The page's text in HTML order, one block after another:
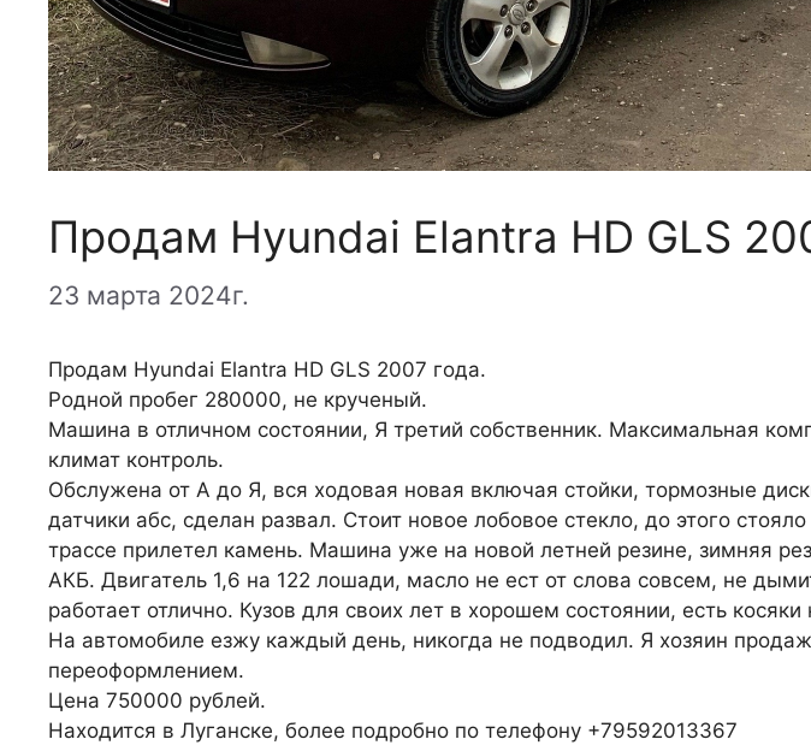
Продам Hyundai Elantra HD GLS
23 марта 2024г.
Продам Hyundai Elantra HD GLS 2007 года.
Родной пробег 280000, не крученый.
Машина в отличном состоянии, Я третий собственник. Максимальная
климат контроль.
Обслужена от А до Я, вся ходовая новая включая стойки, тормозные
датчики абс, сделан развал. Стоит новое лобовое стекло, до этого
трассе прилетел камень. Машина уже на новой летней резине, зимняя
АКБ. Двигатель 1,6 на 122 лошади, масло не ест от слова совсем, не
работает отлично. Кузов для своих лет в хорошем состоянии, есть косяки
На автомобиле езжу каждый день, никогда не подводил. Я хозяин
переоформлением.
Цена 750000 рублей.
Находится в Луганске, более подробно по телефону +79592013367